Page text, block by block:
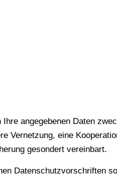
angegebenen Daten
Vernetzung, eine
gesondert vereinbart.
Datenschutzvorschriften